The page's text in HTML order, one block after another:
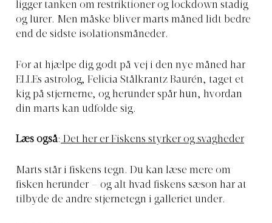
ligger tanken om restriktioner og lockdown stadig
og lurer. Men måske bliver marts måned lidt bedre
end de sidste isolationsmåneder.
For at hjælpe dig godt på vej i den nye måned har
ELLEs astrolog, Felicia Stålkrantz Baurén, taget et
kig på stjernerne, og herunder spår hun, hvordan
din marts kan udfolde sig.
Læs også: Det her er Fiskens styrker og svagheder
Marts står i fiskens tegn. Du kan læse mere om
fisken herunder – og alt hvad fiskens sæson har at
tilbyde de andre stjernetegn i galleriet under.